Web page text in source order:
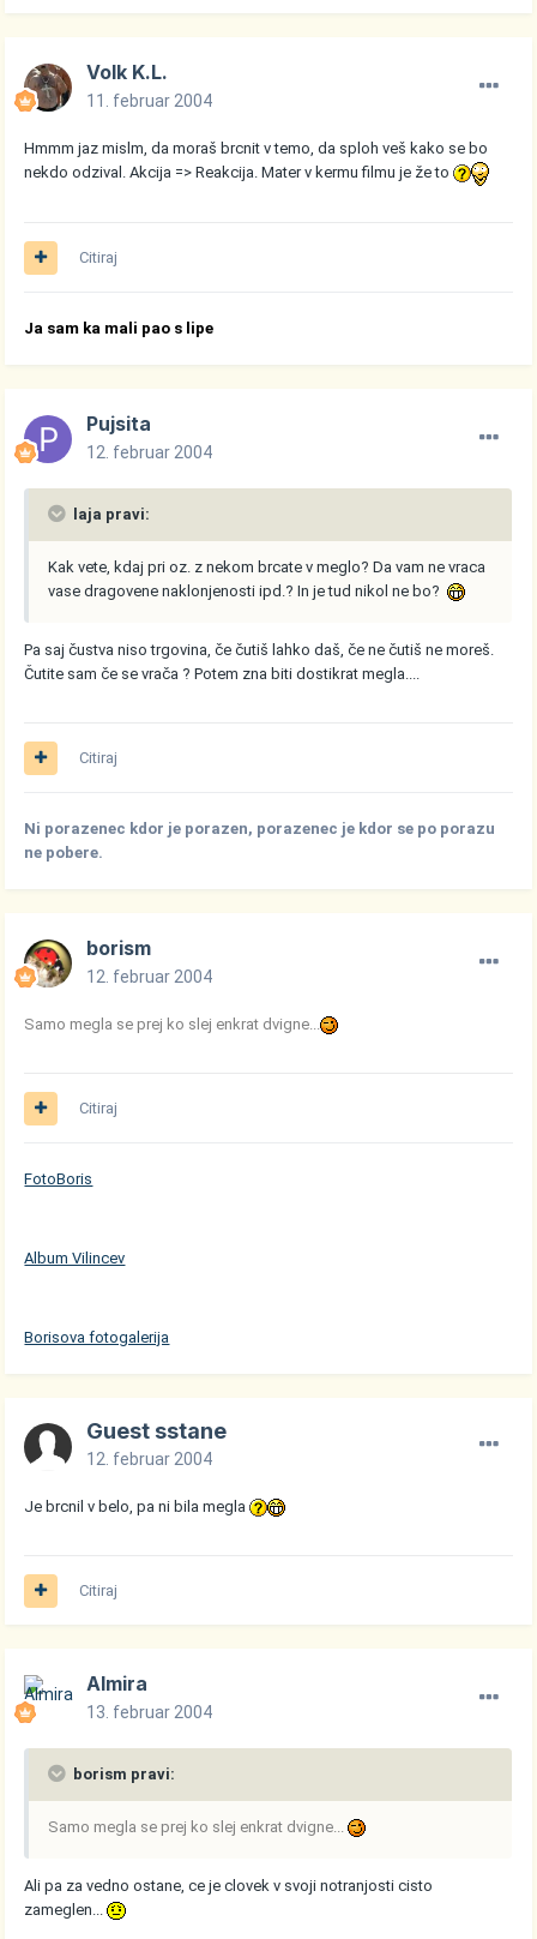
Volk K.L.
11. februar 2004
Hmmm jaz mislm, da moraš brcnit v temo, da sploh veš kako se bo
nekdo odzival. Akcija => Reakcija. Mater v kermu filmu je že to
Citiraj
Ja sam ka mali pao s lipe
Pujsita
12. februar 2004
laja pravi:
Kak vete, kdaj pri oz. z nekom brcate v meglo? Da vam ne vraca
vase dragovene naklonjenosti ipd.? In je tud nikol ne bo?
Pa saj čustva niso trgovina, če čutiš lahko daš, če ne čutiš ne moreš.
Čutite sam če se vrača ? Potem zna biti dostikrat megla....
Citiraj
Ni porazenec kdor je porazen, porazenec je kdor se po porazu
ne pobere.
borism
12. februar 2004
Samo megla se prej ko slej enkrat dvigne...
Citiraj
FotoBoris
Album Vilincev
Borisova fotogalerija
Guest sstane
12. februar 2004
Je brcnil v belo, pa ni bila megla
Citiraj
Almira
13. februar 2004
borism pravi:
Samo megla se prej ko slej enkrat dvigne...
Ali pa za vedno ostane, ce je clovek v svoji notranjosti cisto
zameglen...